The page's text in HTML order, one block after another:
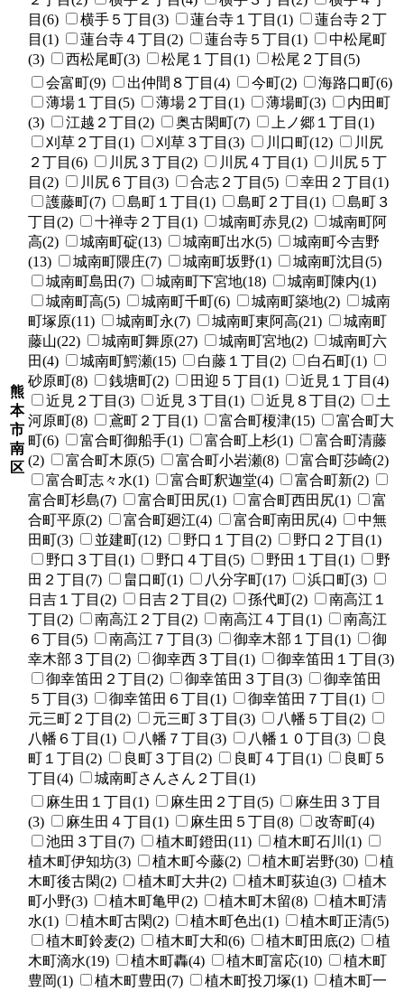
目(6)
横手５丁目(3) 蓮台寺１丁目(1)
蓮台寺２丁
目(1)
蓮台寺４丁目(2) 蓮台寺５丁目(1)
中松尾町
(3)
西松尾町(3) 松尾１丁目(1) 松尾２丁目(5)
熊
本
市
南
区
会富町(9) 出仲間８丁目(4) 今町(2)
海路口町(6)
薄場１丁目(5)
薄場２丁目(1) 薄場町(3)
内田町
(3)
江越２丁目(2) 奥古閑町(7)
上ノ郷１丁目(1)
刈草２丁目(1)
刈草３丁目(3) 川口町(12)
川尻
２丁目(6)
川尻３丁目(2) 川尻４丁目(1)
川尻５丁
目(2)
川尻６丁目(3) 合志２丁目(5)
幸田２丁目(1)
護藤町(7)
島町１丁目(1) 島町２丁目(1)
島町３
丁目(2)
十禅寺２丁目(1) 城南町赤見(2)
城南町阿
高(2)
城南町碇(13) 城南町出水(5)
城南町今吉野
(13)
城南町隈庄(7) 城南町坂野(1)
城南町沈目(5)
城南町島田(7)
城南町下宮地(18)
城南町陳内(1)
城南町高(5)
城南町千町(6) 城南町築地(2)
城南
町塚原(11)
城南町永(7) 城南町東阿高(21)
城南町
藤山(22)
城南町舞原(27) 城南町宮地(2)
城南町六
田(4)
城南町鰐瀬(15) 白藤１丁目(2)
白石町(1)
砂原町(8)
銭塘町(2) 田迎５丁目(1)
近見１丁目(4)
近見２丁目(3)
近見３丁目(1) 近見８丁目(2)
土
河原町(8)
鳶町２丁目(1) 富合町榎津(15)
富合町大
町(6)
富合町御船手(1) 富合町上杉(1)
富合町清藤
(2)
富合町木原(5) 富合町小岩瀬(8)
富合町莎崎(2)
富合町志々水(1)
富合町釈迦堂(4)
富合町新(2)
富合町杉島(7)
富合町田尻(1) 富合町西田尻(1)
富
合町平原(2)
富合町廻江(4) 富合町南田尻(4)
中無
田町(3)
並建町(12) 野口１丁目(2)
野口２丁目(1)
野口３丁目(1)
野口４丁目(5) 野田１丁目(1)
野
田２丁目(7)
畠口町(1) 八分字町(17)
浜口町(3)
日吉１丁目(2)
日吉２丁目(2) 孫代町(2)
南高江１
丁目(2)
南高江２丁目(2) 南高江４丁目(1)
南高江
６丁目(5)
南高江７丁目(3) 御幸木部１丁目(1)
御
幸木部３丁目(2)
御幸西３丁目(1)
御幸笛田１丁目(3)
御幸笛田２丁目(2)
御幸笛田３丁目(3)
御幸笛田
５丁目(3)
御幸笛田６丁目(1)
御幸笛田７丁目(1)
元三町２丁目(2)
元三町３丁目(3)
八幡５丁目(2)
八幡６丁目(1)
八幡７丁目(3) 八幡１０丁目(3)
良
町１丁目(2)
良町３丁目(2) 良町４丁目(1)
良町５
丁目(4)
城南町さんさん２丁目(1)
麻生田１丁目(1) 麻生田２丁目(5)
麻生田３丁目
(3)
麻生田４丁目(1) 麻生田５丁目(8)
改寄町(4)
池田３丁目(7)
植木町鐙田(11)
植木町石川(1)
植木町伊知坊(3)
植木町今藤(2) 植木町岩野(30)
植
木町後古閑(2)
植木町大井(2) 植木町荻迫(3)
植木
町小野(3)
植木町亀甲(2) 植木町木留(8)
植木町清
水(1)
植木町古閑(2) 植木町色出(1)
植木町正清(5)
植木町鈴麦(2)
植木町大和(6) 植木町田底(2)
植
木町滴水(19)
植木町轟(4) 植木町富応(10)
植木町
豊岡(1)
植木町豊田(7) 植木町投刀塚(1)
植木町一